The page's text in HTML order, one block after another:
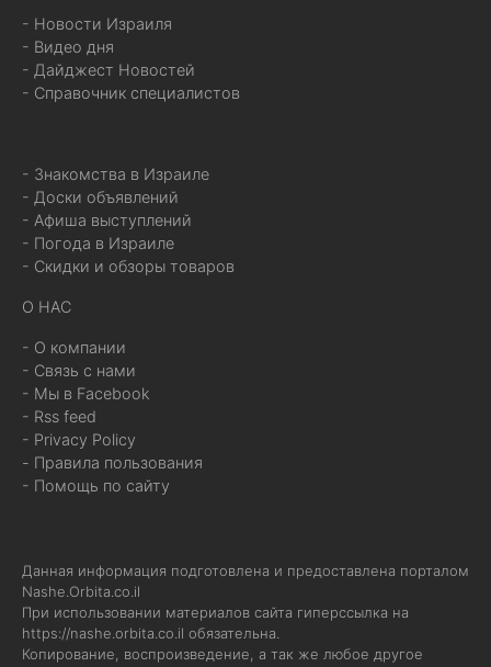
- Новости Израиля
- Видео дня
- Дайджест Новостей
- Справочник специалистов
- Знакомства в Израиле
- Доски объявлений
- Афиша выступлений
- Погода в Израиле
- Скидки и обзоры товаров
О НАС
- О компании
- Связь с нами
- Мы в Facebook
- Rss feed
- Privacy Policy
- Правила пользования
- Помощь по сайту
Данная информация подготовлена и предоставлена порталом
Nashe.Orbita.co.il
При использовании материалов сайта гиперссылка на
https://nashe.orbita.co.il обязательна.
Копирование, воспроизведение, а так же любое другое